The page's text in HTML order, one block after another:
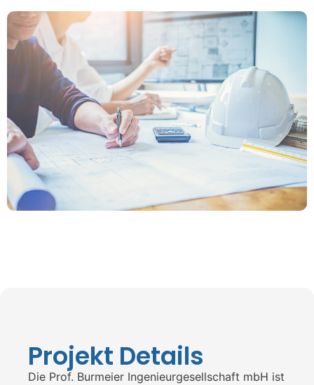
Projekt Details
Die Prof. Burmeier Ingenieurgesellschaft mbH ist